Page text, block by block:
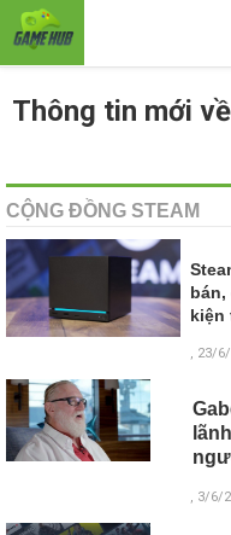
Thông tin mới
CỘNG ĐỒNG STEAM
kiện
, 23/
, 3/6/